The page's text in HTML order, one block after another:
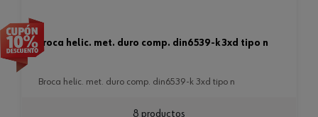
broca helic. met. duro comp. din6539-k 3xd tipo n
broca helic. met. duro comp. din6539-k 3xd tipo n
8 productos